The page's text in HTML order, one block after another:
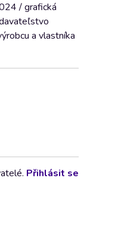
/ grafická
a vlastníka
Přihlásit se